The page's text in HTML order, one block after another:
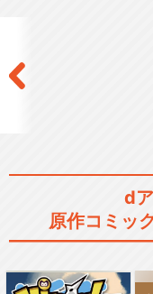
d
原作コミッ